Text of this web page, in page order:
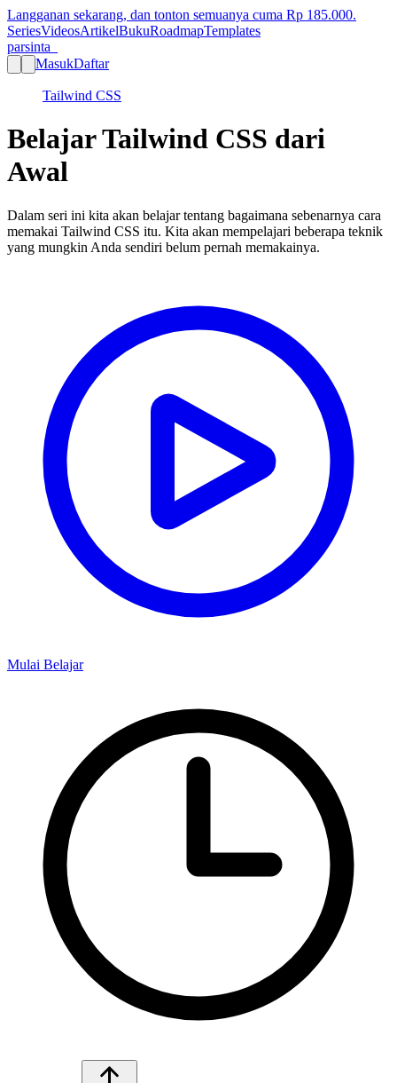
Langganan sekarang, dan tonton semuanya cuma Rp 185.000.
SeriesVideosArtikelBukuRoadmapTemplates
parsinta_
MasukDaftar
Tailwind CSS
Belajar Tailwind CSS dari
Awal
Dalam seri ini kita akan belajar tentang bagaimana sebenarnya cara
memakai Tailwind CSS itu. Kita akan mempelajari beberapa teknik
yang mungkin Anda sendiri belum pernah memakainya.
Mulai Belajar